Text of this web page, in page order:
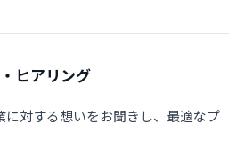
ヒアリング
に対する想いをお聞きし、最適なプ